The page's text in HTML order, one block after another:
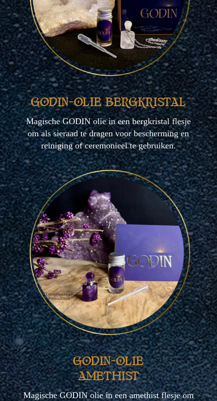
GODIN-OLIE BERGKRISTAL
Magische GODIN olie in een bergkristal flesje
om als sieraad te dragen voor bescherming en
reiniging of ceremonieel te gebruiken.
GODIN-OLIE
AMETHIST
Magische GODIN olie in een amethist flesje om